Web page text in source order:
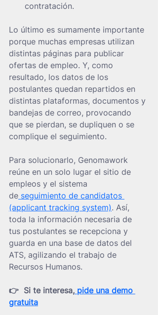
contratación.
Lo último es sumamente importante
porque muchas empresas utilizan
distintas páginas para publicar
ofertas de empleo. Y, como
resultado, los datos de los
postulantes quedan repartidos en
distintas plataformas, documentos y
bandejas de correo, provocando
que se pierdan, se dupliquen o se
complique el seguimiento.
Para solucionarlo, Genomawork
reúne en un solo lugar el sitio de
empleos y el sistema
de seguimiento de candidatos
(applicant tracking system). Así,
toda la información necesaria de
tus postulantes se recepciona y
guarda en una base de datos del
ATS, agilizando el trabajo de
Recursos Humanos.
👉  Si te interesa, pide una demo
gratuita